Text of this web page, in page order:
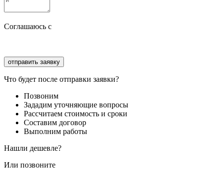
Соглашаюсь с
Что будет после отправки заявки?
Позвоним
Зададим уточняющие вопросы
Рассчитаем стоимость и сроки
Составим договор
Выполним работы
Нашли дешевле?
Или позвоните